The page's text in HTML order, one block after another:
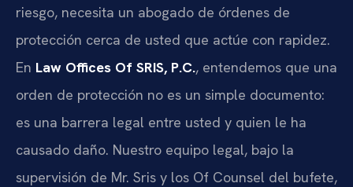
riesgo, necesita un abogado de órdenes de
protección cerca de usted que actúe con rapidez.
En Law Offices Of SRIS, P.C., entendemos que una
orden de protección no es un simple documento:
es una barrera legal entre usted y quien le ha
causado daño. Nuestro equipo legal, bajo la
supervisión de Mr. Sris y los Of Counsel del bufete,